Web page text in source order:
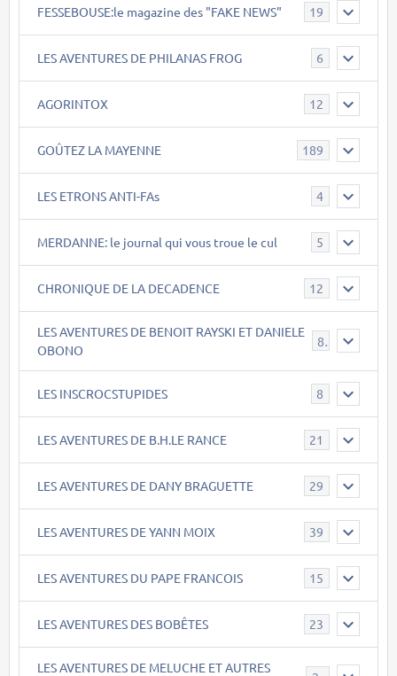
FESSEBOUSE:le magazine des "FAKE NEWS" 19
LES AVENTURES DE PHILANAS FROG 6
AGORINTOX 12
GOÛTEZ LA MAYENNE 189
LES ETRONS ANTI-FAs 4
MERDANNE: le journal qui vous troue le cul 5
CHRONIQUE DE LA DECADENCE 12
LES AVENTURES DE BENOIT RAYSKI ET DANIELE
OBONO
LES INSCROCSTUPIDES 8
LES AVENTURES DE B.H.LE RANCE 21
LES AVENTURES DE DANY BRAGUETTE 29
LES AVENTURES DE YANN MOIX 39
LES AVENTURES DU PAPE FRANCOIS 15
LES AVENTURES DES BOBÊTES 23
LES AVENTURES DE MELUCHE ET AUTRES